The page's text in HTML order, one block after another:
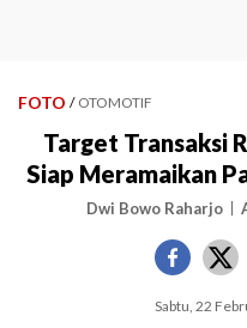
FOTO / OTOMOTIF
Target Transaksi
Siap Meramaikan
Dwi Bowo Raharjo
Sabtu, 22